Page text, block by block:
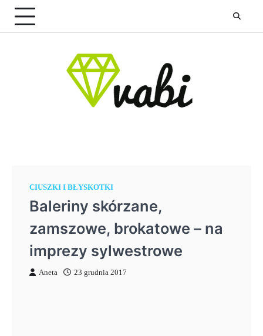
Skip
content
CIUSZKI I BŁYSKOTKI
Baleriny skórzane,
zamszowe, brokatowe – na
imprezy sylwestrowe
Aneta 23 grudnia 2017